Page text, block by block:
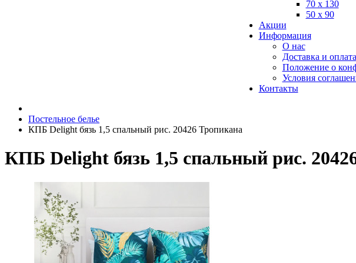
70 х 130
50 х 90
Акции
Информация
О нас
Доставка и оплата
Положение о
Условия
Контакты
Постельное белье
КПБ Delight бязь 1,5 спальный рис. 20426 Тропикана
КПБ Delight бязь 1,5 спальный рис.